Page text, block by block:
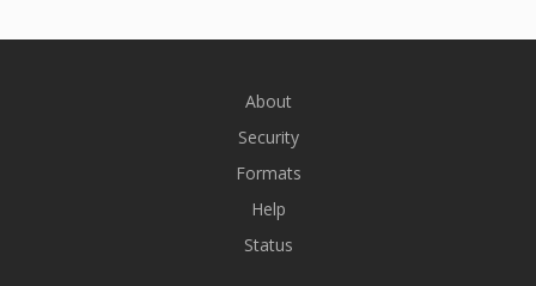
About
Security
Formats
Help
Status